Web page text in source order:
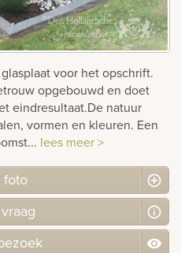
voor het opschrift.
opgebouwd en doet
eindresultaat.De natuur
vormen en kleuren. Een
lees meer >
foto
vraag